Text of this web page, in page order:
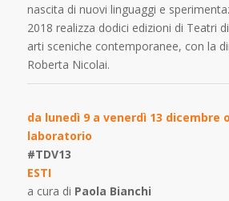
nascita di nuovi linguaggi e
2018 realizza dodici edizioni di Teatri
arti sceniche contemporanee, con la
Roberta Nicolai.
da lunedì 9 a venerdì 13 dicembre
laboratorio
#TDV13
ESTI
a cura di Paola Bianchi